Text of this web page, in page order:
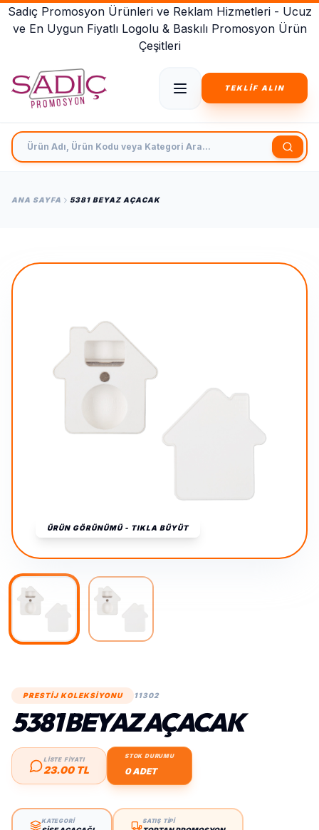
Sadıç Promosyon Ürünleri ve Reklam Hizmetleri - Ucuz
ve En Uygun Fiyatlı Logolu & Baskılı Promosyon Ürün
Çeşitleri
TEKLİF ALIN
Ürün Adı, Ürün Kodu veya Kategori Ara
ANA SAYFA 5381 BEYAZ AÇACAK
ÜRÜN GÖRÜNÜMÜ - TIKLA BÜYÜT
PRESTİJ KOLEKSİYONU 11302
5381 BEYAZ AÇACAK
LİSTE FİYATI
23.00 TL
STOK DURUMU
0 ADET
KATEGORİ SATIŞ TİPİ